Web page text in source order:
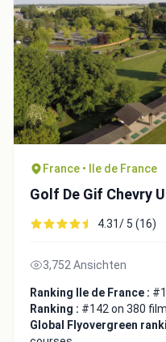
France • Ile de France
Golf De Gif Chevry
4.31/ 5 (16)
3,752 Ansichten
Ranking Ile de France :
Ranking : #142 on 380
Global Flyovergreen